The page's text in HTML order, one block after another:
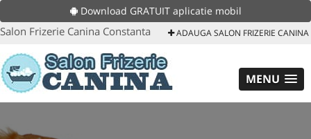
Download GRATUIT aplicatie mobil
Salon Frizerie Canina Constanta ADAUGA SALON FRIZERIE CANINA
MENU